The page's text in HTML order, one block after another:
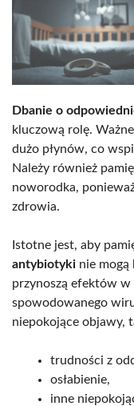
Dbanie o
kluczową rolę.
dużo płynów, co
Należy również
noworodka,
zdrowia.
Istotne jest, aby
antybiotyki nie mogą
przynoszą efektów w
spowodowanego
niepokojące objawy,
trudności z
osłabienie,
inne